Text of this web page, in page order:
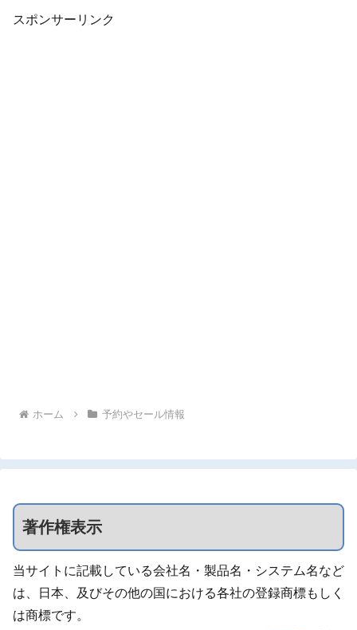
スポンサーリンク
ホーム 予約やセール情報
著作権表示
当サイトに記載している会社名・製品名・システム名など
は、日本、及びその他の国における各社の登録商標もしく
は商標です。